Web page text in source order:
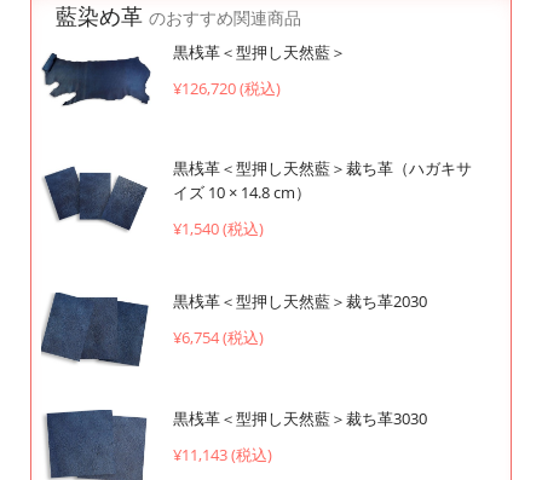
藍染め革 のおすすめ関連商品
黒桟革＜型押し天然藍＞
¥126,720 (税込)
黒桟革＜型押し天然藍＞裁ち革（ハガキサ
イズ 10 × 14.8 cm）
¥1,540 (税込)
黒桟革＜型押し天然藍＞裁ち革2030
¥6,754 (税込)
黒桟革＜型押し天然藍＞裁ち革3030
¥11,143 (税込)